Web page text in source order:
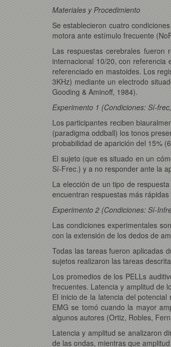
Materiales y Procedimiento
Se establecieron cuatro
motora ante estímulo frecuente
Las respuestas cerebrales
internacional 10/20, con referencia
referenciado en mastoides. Los
3KHz) mediante un electrodo
Gooding & Aminoff, 1984).
Experimento 1 (Condiciones: Sí-
Los participantes reciben
(paradigma oddball) los tonos
probabilidad de aparición del 15%
El sujeto (que es situado en un
Sí-Frec.) y a no responder ante la
La elección de un tipo de
encuentran respuestas más
Experimento 2 (Condiciones: Sí-
Las condiciones experimentales
con la extensión de los dedos de
Todas las tareas fueron aplicadas
sujetos realizaron las tareas
Los promedios de los PELLs
frecuentes. Latencia y amplitud de
El inicio de la latencia del
EMG se tomó cuando la mayor
algunos autores (Ortiz, Robles,
Latencia y amplitud se analizaron
de las ondas, mientras que